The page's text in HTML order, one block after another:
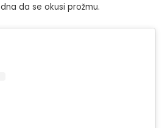
da se okusi prožmu.